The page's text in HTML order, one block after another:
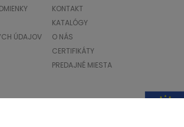
ÚDAJOV
KONTAKT
KATALÓGY
O NÁS
CERTIFIKÁTY
PREDAJNÉ MIESTA